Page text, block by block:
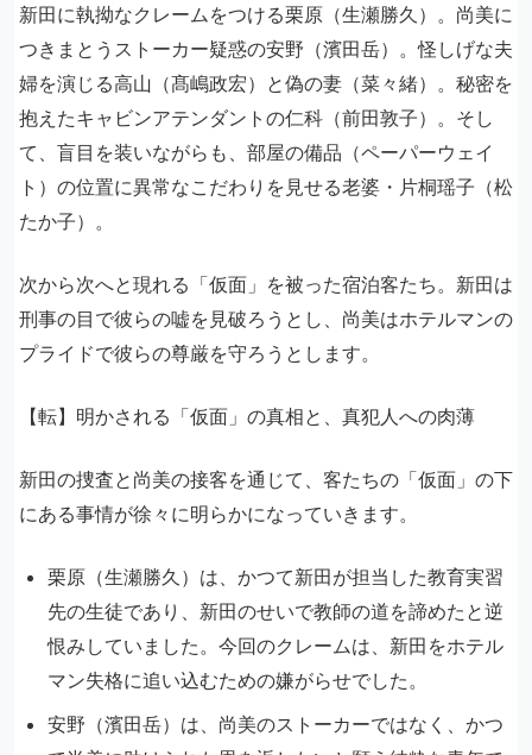
新田に執拗なクレームをつける栗原（生瀬勝久）。尚美に
つきまとうストーカー疑惑の安野（濱田岳）。怪しげな夫
婦を演じる高山（髙嶋政宏）と偽の妻（菜々緒）。秘密を
抱えたキャビンアテンダントの仁科（前田敦子）。そし
て、盲目を装いながらも、部屋の備品（ペーパーウェイ
ト）の位置に異常なこだわりを見せる老婆・片桐瑶子（松
たか子）。
次から次へと現れる「仮面」を被った宿泊客たち。新田は
刑事の目で彼らの嘘を見破ろうとし、尚美はホテルマンの
プライドで彼らの尊厳を守ろうとします。
【転】明かされる「仮面」の真相と、真犯人への肉薄
新田の捜査と尚美の接客を通じて、客たちの「仮面」の下
にある事情が徐々に明らかになっていきます。
栗原（生瀬勝久）は、かつて新田が担当した教育実習
先の生徒であり、新田のせいで教師の道を諦めたと逆
恨みしていました。今回のクレームは、新田をホテル
マン失格に追い込むための嫌がらせでした。
安野（濱田岳）は、尚美のストーカーではなく、かつ